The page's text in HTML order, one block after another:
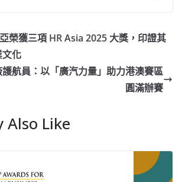
榮獲三項 HR Asia 2025 大獎，印證其
化
航員：以「廣汽力量」助力港澳賽區
圓滿辦賽
Also Like